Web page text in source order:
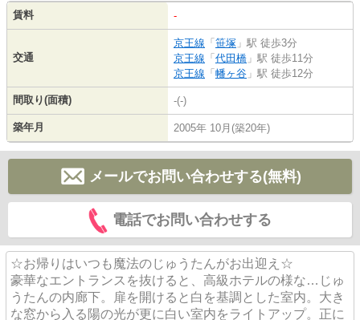
賃料 -
交通
京王線 「 笹塚 」駅 徒歩3分
京王線 「 代田橋 」駅 徒歩11分
京王線 「 幡ヶ谷 」駅 徒歩12分
間取り(面積) -(-)
築年月 2005年 10月(築20年)
メールでお問い合わせする(無料)
電話でお問い合わせする
☆お帰りはいつも魔法のじゅうたんがお出迎え☆
豪華なエントランスを抜けると、高級ホテルの様な…じゅ
うたんの内廊下。扉を開けると白を基調とした室内。大き
な窓から入る陽の光が更に白い室内をライトアップ。正に